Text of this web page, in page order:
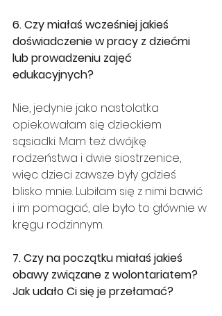
6. Czy miałaś wcześniej jakieś
doświadczenie w pracy z dziećmi
lub prowadzeniu zajęć
edukacyjnych?
Nie, jedynie jako nastolatka
opiekowałam się dzieckiem
sąsiadki. Mam też dwójkę
rodzeństwa i dwie siostrzenice,
więc dzieci zawsze były gdzieś
blisko mnie. Lubiłam się z nimi bawić
i im pomagać, ale było to głównie w
kręgu rodzinnym.
7. Czy na początku miałaś jakieś
obawy związane z wolontariatem?
Jak udało Ci się je przełamać?